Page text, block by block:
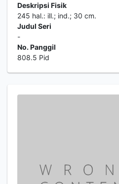
Deskripsi Fisik
245 hal.: ill.; ind.; 30 cm.
Judul Seri
-
No. Panggil
808.5 Pid